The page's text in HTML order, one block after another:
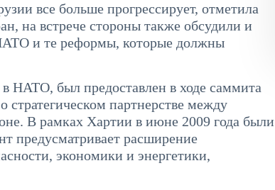
все больше прогрессирует, отметила
на встрече стороны также обсудили и
и те реформы, которые должны
НАТО, был предоставлен в ходе саммита
партнерстве между
В рамках Хартии в июне 2009 года были
предусматривает расширение
экономики и энергетики,